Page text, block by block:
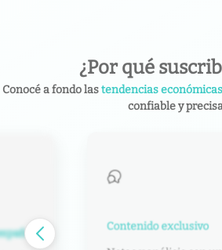
¿Por qué
Conocé a fondo lastendencias económicas
confiable y
Contenido exclusivo